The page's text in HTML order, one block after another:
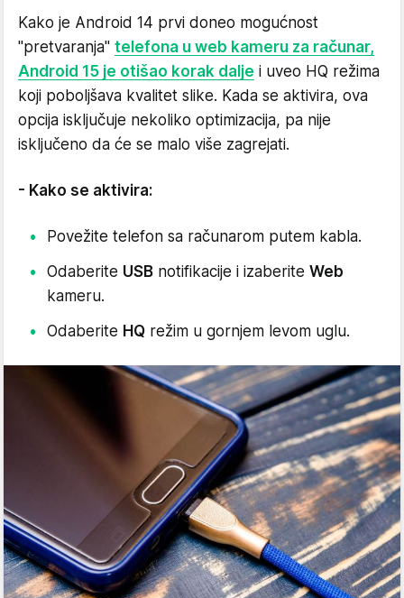
Kako je Android 14 prvi doneo mogućnost
"pretvaranja" telefona u web kameru za računar,
Android 15 je otišao korak dalje i uveo HQ režima
koji poboljšava kvalitet slike. Kada se aktivira, ova
opcija isključuje nekoliko optimizacija, pa nije
isključeno da će se malo više zagrejati.
- Kako se aktivira:
Povežite telefon sa računarom putem kabla.
Odaberite USB notifikacije i izaberite Web
kameru.
Odaberite HQ režim u gornjem levom uglu.